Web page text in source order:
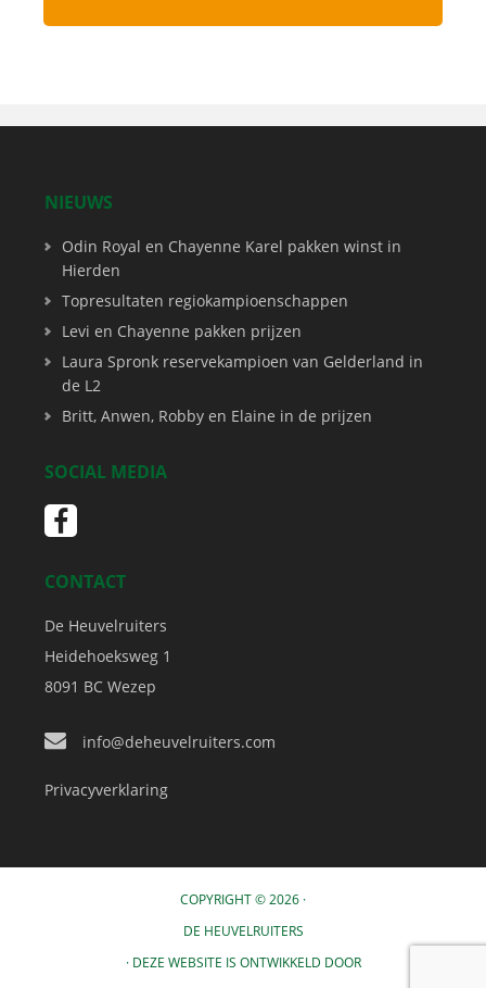
NIEUWS
Odin Royal en Chayenne Karel pakken winst in
Hierden
Topresultaten regiokampioenschappen
Levi en Chayenne pakken prijzen
Laura Spronk reservekampioen van Gelderland in
de L2
Britt, Anwen, Robby en Elaine in de prijzen
SOCIAL MEDIA
CONTACT
De Heuvelruiters
Heidehoeksweg 1
8091 BC Wezep
info@deheuvelruiters.com
Privacyverklaring
COPYRIGHT © 2026 ·
DE HEUVELRUITERS
· DEZE WEBSITE IS ONTWIKKELD DOOR